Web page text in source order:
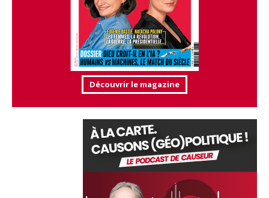
Découvrir le magazine